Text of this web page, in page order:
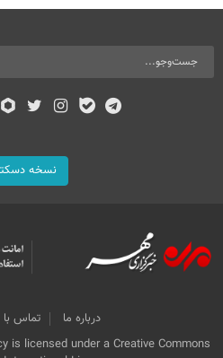
نسخه
درباره ما تماس با
is licensed under a Creative Commons